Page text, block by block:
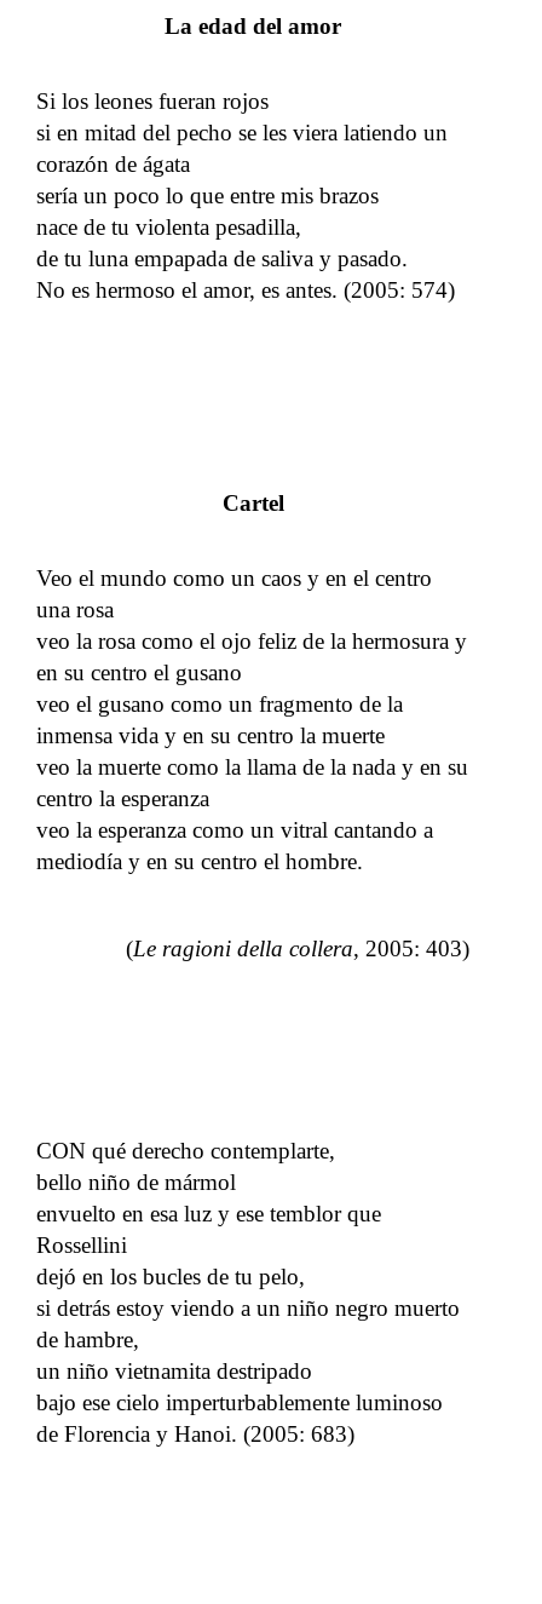
La edad del amor
Si los leones fueran rojos
si en mitad del pecho se les viera latiendo un
corazón de ágata
sería un poco lo que entre mis brazos
nace de tu violenta pesadilla,
de tu luna empapada de saliva y pasado.
No es hermoso el amor, es antes. (2005: 574)
Cartel
Veo el mundo como un caos y en el centro
una rosa
veo la rosa como el ojo feliz de la hermosura y
en su centro el gusano
veo el gusano como un fragmento de la
inmensa vida y en su centro la muerte
veo la muerte como la llama de la nada y en su
centro la esperanza
veo la esperanza como un vitral cantando a
mediodía y en su centro el hombre.
(Le ragioni della collera, 2005: 403)
CON qué derecho contemplarte,
bello niño de mármol
envuelto en esa luz y ese temblor que
Rossellini
dejó en los bucles de tu pelo,
si detrás estoy viendo a un niño negro muerto
de hambre,
un niño vietnamita destripado
bajo ese cielo imperturbablemente luminoso
de Florencia y Hanoi. (2005: 683)